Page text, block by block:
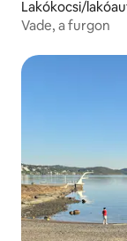
Lakókocsi/
Vade, a furgon